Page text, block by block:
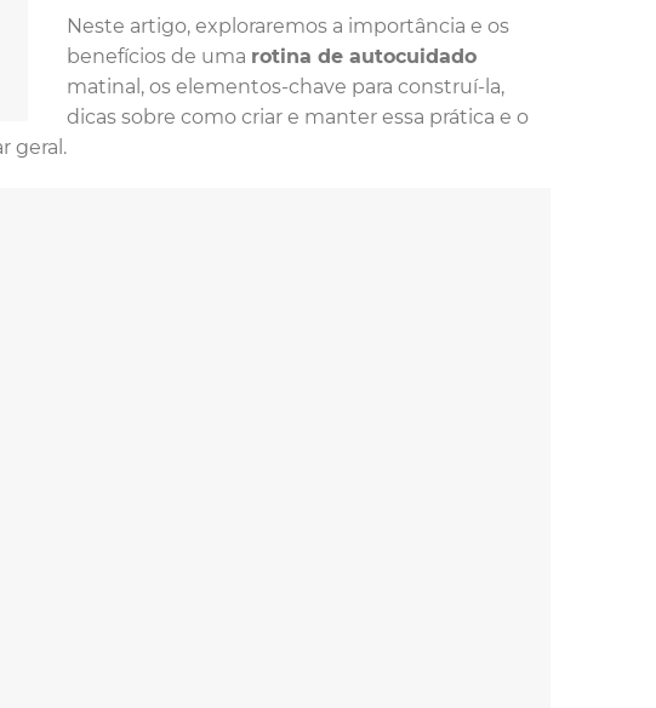
Neste artigo, exploraremos a importância e os
benefícios de uma rotina de autocuidado
matinal, os elementos-chave para construí-la,
dicas sobre como criar e manter essa prática e o
geral.